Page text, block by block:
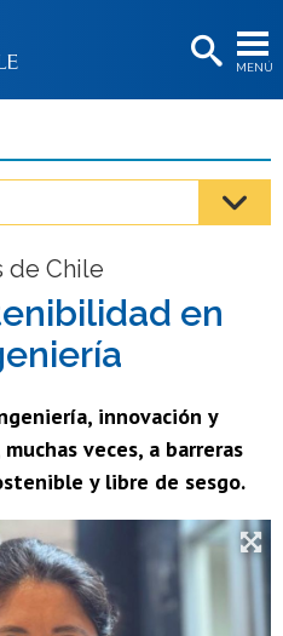
MENÚ
os
os
os
de Chile
en
innovación y
veces, a barreras
y libre de sesgo.